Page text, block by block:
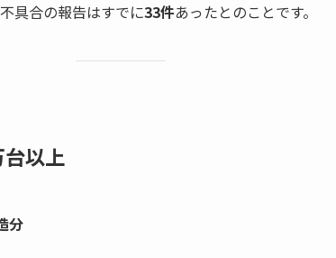
具合の報告はすでに33件あったとのことです。
以上
分